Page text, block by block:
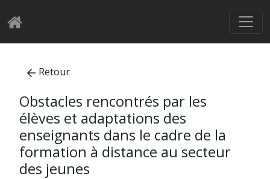
Retour
Obstacles rencontrés par les
élèves et adaptations des
enseignants dans le cadre de la
formation à distance au secteur
des jeunes